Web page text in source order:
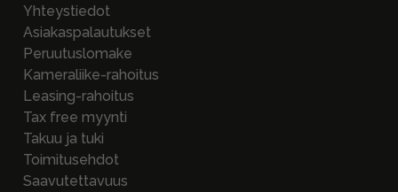
Yhteystiedot
Asiakaspalautukset
Peruutuslomake
Kameraliike-rahoitus
Leasing-rahoitus
Tax free myynti
Takuu ja tuki
Toimitusehdot
Saavutettavuus